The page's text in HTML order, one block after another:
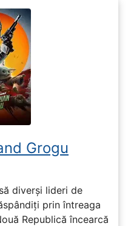
Grogu
diverși lideri de
prin întreaga
Republică încearcă